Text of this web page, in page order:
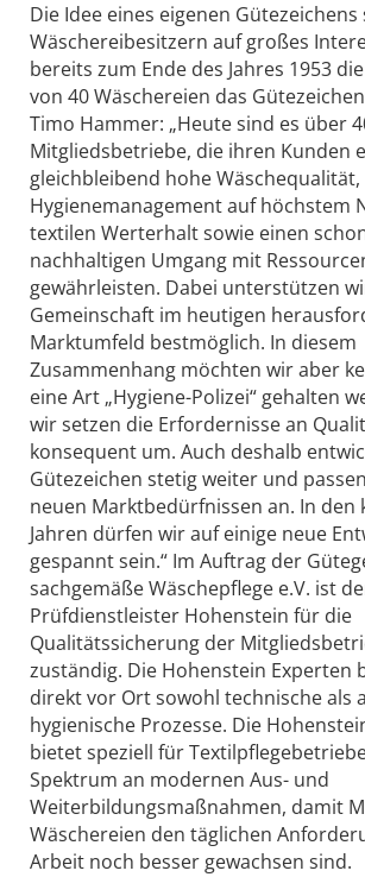
Die Idee eines eigenen
Wäschereibesitzern auf großes
bereits zum Ende des Jahres 1953
von 40 Wäschereien das
Timo Hammer: „Heute sind es über
Mitgliedsbetriebe, die ihren Kunden
gleichbleibend hohe Wäschequalität,
Hygienemanagement auf höchstem
textilen Werterhalt sowie einen
nachhaltigen Umgang mit
gewährleisten. Dabei unterstützen
Gemeinschaft im heutigen
Marktumfeld bestmöglich. In diesem
Zusammenhang möchten wir aber
eine Art „Hygiene-Polizei“ gehalten
wir setzen die Erfordernisse an
konsequent um. Auch deshalb
Gütezeichen stetig weiter und
neuen Marktbedürfnissen an. In den
Jahren dürfen wir auf einige neue
gespannt sein.“ Im Auftrag der
sachgemäße Wäschepflege e.V. ist
Prüfdienstleister Hohenstein für die
Qualitätssicherung der
zuständig. Die Hohenstein Experten
direkt vor Ort sowohl technische als
hygienische Prozesse. Die
bietet speziell für
Spektrum an modernen Aus- und
Weiterbildungsmaßnahmen, damit
Wäschereien den täglichen
Arbeit noch besser gewachsen sind.